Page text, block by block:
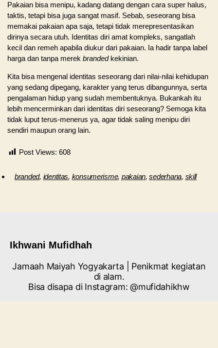
Pakaian bisa menipu, kadang datang dengan cara super halus,
taktis, tetapi bisa juga sangat masif. Sebab, seseorang bisa
memakai pakaian apa saja, tetapi tidak merepresentasikan
dirinya secara utuh. Identitas diri amat kompleks, sangatlah
kecil dan remeh apabila diukur dari pakaian. Ia hadir tanpa label
harga dan tanpa merek brandedkekinian.
Kita bisa mengenal identitas seseorang dari nilai-nilai kehidupan
yang sedang dipegang, karakter yang terus dibangunnya, serta
pengalaman hidup yang sudah membentuknya. Bukankah itu
lebih mencerminkan dari identitas diri seseorang? Semoga kita
tidak luput terus-menerus ya, agar tidak saling menipu diri
sendiri maupun orang lain.
Post Views: 608
branded, identitas, konsumerisme, pakaian,sederhana, skill
Ikhwani Mufidhah
Jamaah Maiyah Yogyakarta | Penikmat kegiatan
di alam.
Bisa disapa di Instagram: @mufidahikhw